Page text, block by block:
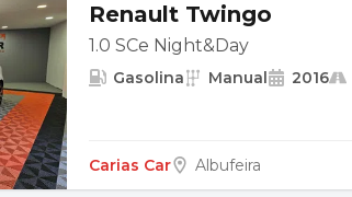
Renault Twingo
1.0 SCe Night&Day
Gasolina Manual 2016
Carias Car Albufeira